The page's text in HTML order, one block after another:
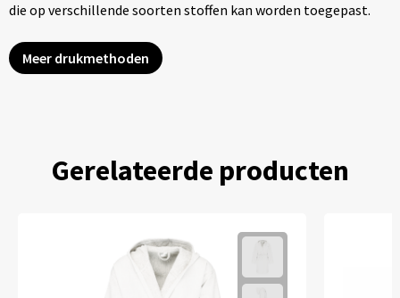
die op verschillende soorten stoffen kan worden toegepast.
Meer drukmethoden
Gerelateerde producten